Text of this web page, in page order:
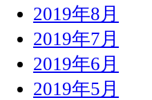
2019年8月
2019年7月
2019年6月
2019年5月